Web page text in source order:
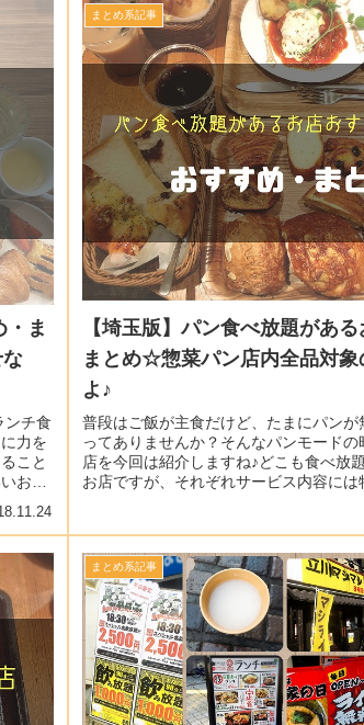
・ま
ンチ食
力を
こと
お店
まとめ系記事
【埼玉版】パン食べ放題があ
まとめ☆惣菜パン店内全品対象
よ♪
普段はご飯が主食だけど、たまにパンが
ってありませんか？そんなパンモードの
店を今回は紹介しますね♪どこも食べ放
お店ですが、それぞれサービス内容には
まとめ系記事